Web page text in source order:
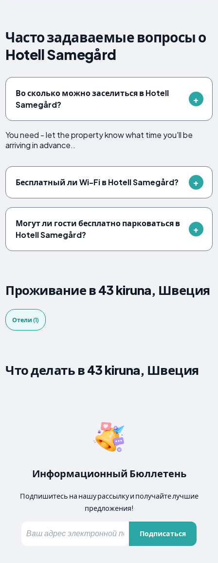
Часто задаваемые вопросы о
Hotell Samegård
Во сколько можно заселиться в Hotell
Samegård?
You need - let the property know what time you'll be
arriving in advance..
Бесплатный ли Wi-Fi в Hotell Samegård?
Могут ли гости бесплатно парковаться в
Hotell Samegård?
Проживание в 43 kiruna, Швеция
Отели (1)
Что делать в 43 kiruna, Швеция
Информационный Бюллетень
Подпишитесь на нашу рассылку и получайте лучшие
предложения!
Подписаться